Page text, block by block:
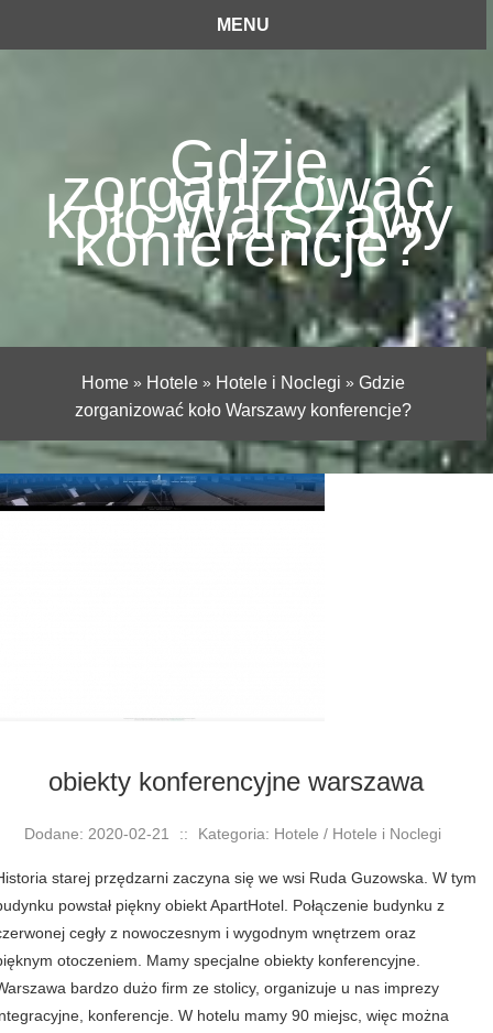
MENU
Gdzie
zorganizować
koło Warszawy
konferencje?
Home » Hotele » Hotele i Noclegi » Gdzie
zorganizować koło Warszawy konferencje?
obiekty konferencyjne warszawa
Dodane: 2020-02-21 :: Kategoria: Hotele / Hotele i Noclegi
starej przędzarni zaczyna się we wsi Ruda Guzowska. W tym
powstał piękny obiekt ApartHotel. Połączenie budynku z
cegły z nowoczesnym i wygodnym wnętrzem oraz
otoczeniem. Mamy specjalne obiekty konferencyjne.
bardzo dużo firm ze stolicy, organizuje u nas imprezy
konferencje. W hotelu mamy 90 miejsc, więc można